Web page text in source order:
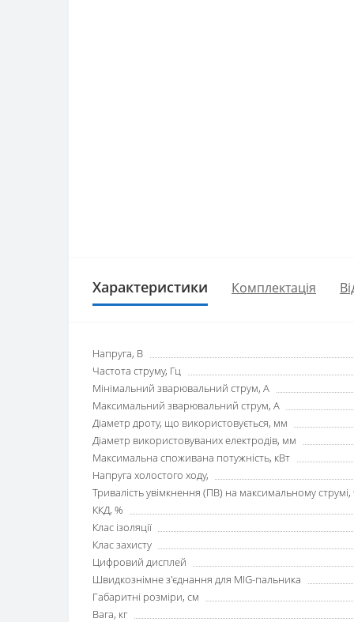
Характеристики Комплектація
Напруга, В
Частота струму, Гц
Мінімальний зварювальний струм, А
Максимальний зварювальний струм, А
Діаметр дроту, що використовується, мм
Діаметр використовуваних електродів, мм
Максимальна споживана потужність, кВт
Напруга холостого ходу,
Тривалість увімкнення (ПВ) на максимальному струмі,
ККД, %
Клас ізоляції
Клас захисту
Цифровий дисплей
Швидкознімне з'єднання для MIG-пальника
Габаритні розміри, см
Вага, кг